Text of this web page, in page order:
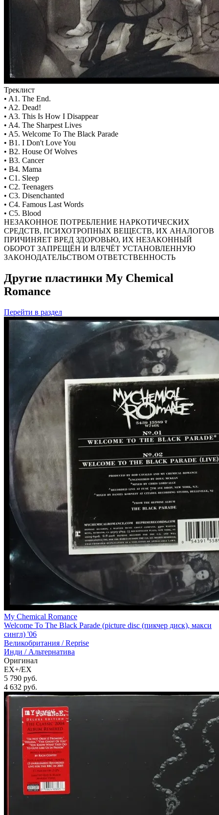
Треклист
• A1. The End.
• A2. Dead!
• A3. This Is How I Disappear
• A4. The Sharpest Lives
• A5. Welcome To The Black Parade
• B1. I Don't Love You
• B2. House Of Wolves
• B3. Cancer
• B4. Mama
• C1. Sleep
• C2. Teenagers
• C3. Disenchanted
• C4. Famous Last Words
• C5. Blood
НЕЗАКОННОЕ ПОТРЕБЛЕНИЕ НАРКОТИЧЕСКИХ
СРЕДСТВ, ПСИХОТРОПНЫХ ВЕЩЕСТВ, ИХ АНАЛОГОВ
ПРИЧИНЯЕТ ВРЕД ЗДОРОВЬЮ, ИХ НЕЗАКОННЫЙ
ОБОРОТ ЗАПРЕЩЁН И ВЛЕЧЁТ УСТАНОВЛЕННУЮ
ЗАКОНОДАТЕЛЬСТВОМ ОТВЕТСТВЕННОСТЬ
Другие пластинки My Chemical
Romance
Перейти в раздел
My Chemical Romance
Welcome To The Black Parade (picture disc (пикчер диск), макси
сингл) '06
Великобритания /Reprise
Инди / Альтернатива
Оригинал
EX+/EX
5 790 руб.
4 632 руб.